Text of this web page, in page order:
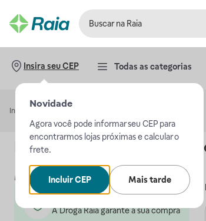
Insira seu CEP
Novidade
Agora você pode informar seu CEP para
encontrarmos lojas próximas e calcular o
frete.
Incluir CEP Mais tarde
Todas as categorias
Início
LojaStrong Now
Mais sobre a loja
A Droga Raia garante a sua compra